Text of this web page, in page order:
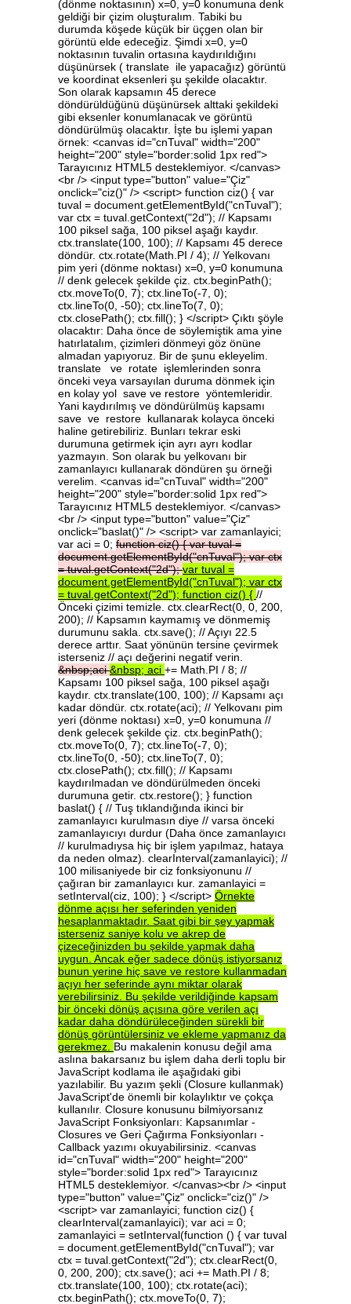
(dönme noktasının) x=0, y=0 konumuna denk
geldiği bir çizim oluşturalım. Tabiki bu
durumda köşede küçük bir üçgen olan bir
görüntü elde edeceğiz. Şimdi x=0, y=0
noktasının tuvalin ortasına kaydırıldığını
düşünürsek ( translate ile yapacağız) görüntü
ve koordinat eksenleri şu şekilde olacaktır.
Son olarak kapsamın 45 derece
döndürüldüğünü düşünürsek alttaki şekildeki
gibi eksenler konumlanacak ve görüntü
döndürülmüş olacaktır. İşte bu işlemi yapan
örnek: <canvas id="cnTuval" width="200"
height="200" style="border:solid 1px red">
Tarayıcınız HTML5 desteklemiyor. </canvas>
<br /> <input type="button" value="Çiz"
onclick="ciz()" /> <script> function ciz() { var
tuval = document.getElementById("cnTuval");
var ctx = tuval.getContext("2d"); // Kapsamı
100 piksel sağa, 100 piksel aşağı kaydır.
ctx.translate(100, 100); // Kapsamı 45 derece
döndür. ctx.rotate(Math.PI / 4); // Yelkovanı
pim yeri (dönme noktası) x=0, y=0 konumuna
// denk gelecek şekilde çiz. ctx.beginPath();
ctx.moveTo(0, 7); ctx.lineTo(-7, 0);
ctx.lineTo(0, -50); ctx.lineTo(7, 0);
ctx.closePath(); ctx.fill(); } </script> Çıktı şöyle
olacaktır: Daha önce de söylemiştik ama yine
hatırlatalım, çizimleri dönmeyi göz önüne
almadan yapıyoruz. Bir de şunu ekleyelim.
translate ve rotate işlemlerinden sonra
önceki veya varsayılan duruma dönmek için
en kolay yol save ve restore yöntemleridir.
Yani kaydırılmış ve döndürülmüş kapsamı
save ve restore kullanarak kolayca önceki
haline getirebiliriz. Bunları tekrar eski
durumuna getirmek için ayrı ayrı kodlar
yazmayın. Son olarak bu yelkovanı bir
zamanlayıcı kullanarak döndüren şu örneği
verelim. <canvas id="cnTuval" width="200"
height="200" style="border:solid 1px red">
Tarayıcınız HTML5 desteklemiyor. </canvas>
<br /> <input type="button" value="Çiz"
onclick="baslat()" /> <script> var zamanlayici;
var aci = 0; functionciz(){vartuval=
document.getElementById("cnTuval");varctx
=tuval.getContext("2d");var tuval =
document.getElementById("cnTuval"); var ctx
= tuval.getContext("2d"); function ciz() { //
Önceki çizimi temizle. ctx.clearRect(0, 0, 200,
200); // Kapsamın kaymamış ve dönmemiş
durumunu sakla. ctx.save(); // Açıyı 22.5
derece arttır. Saat yönünün tersine çevirmek
isterseniz // açı değerini negatif verin.
&nbsp;aci&nbsp; aci += Math.PI / 8; //
Kapsamı 100 piksel sağa, 100 piksel aşağı
kaydır. ctx.translate(100, 100); // Kapsamı açı
kadar döndür. ctx.rotate(aci); // Yelkovanı pim
yeri (dönme noktası) x=0, y=0 konumuna //
denk gelecek şekilde çiz. ctx.beginPath();
ctx.moveTo(0, 7); ctx.lineTo(-7, 0);
ctx.lineTo(0, -50); ctx.lineTo(7, 0);
ctx.closePath(); ctx.fill(); // Kapsamı
kaydırılmadan ve döndürülmeden önceki
durumuna getir. ctx.restore(); } function
baslat() { // Tuş tıklandığında ikinci bir
zamanlayıcı kurulmasın diye // varsa önceki
zamanlayıcıyı durdur (Daha önce zamanlayıcı
// kurulmadıysa hiç bir işlem yapılmaz, hataya
da neden olmaz). clearInterval(zamanlayici); //
100 milisaniyede bir ciz fonksiyonunu //
çağıran bir zamanlayıcı kur. zamanlayici =
setInterval(ciz, 100); } </script> Örnekte
dönme açısı her seferinden yeniden
hesaplanmaktadır. Saat gibi bir şey yapmak
isterseniz saniye kolu ve akrep de
çizeceğinizden bu şekilde yapmak daha
uygun. Ancak eğer sadece dönüş istiyorsanız
bunun yerine hiç save ve restore kullanmadan
açıyı her seferinde aynı miktar olarak
verebilirsiniz. Bu şekilde verildiğinde kapsam
bir önceki dönüş açısına göre verilen açı
kadar daha döndürüleceğinden sürekli bir
dönüş görüntülersiniz ve ekleme yapmanız da
gerekmez. Bu makalenin konusu değil ama
aslına bakarsanız bu işlem daha derli toplu bir
JavaScript kodlama ile aşağıdaki gibi
yazılabilir. Bu yazım şekli (Closure kullanmak)
JavaScript'de önemli bir kolaylıktır ve çokça
kullanılır. Closure konusunu bilmiyorsanız
JavaScript Fonksiyonları: Kapsanımlar -
Closures ve Geri Çağırma Fonksiyonları -
Callback yazımı okuyabilirsiniz. <canvas
id="cnTuval" width="200" height="200"
style="border:solid 1px red"> Tarayıcınız
HTML5 desteklemiyor. </canvas><br /> <input
type="button" value="Çiz" onclick="ciz()" />
<script> var zamanlayici; function ciz() {
clearInterval(zamanlayici); var aci = 0;
zamanlayici = setInterval(function () { var tuval
= document.getElementById("cnTuval"); var
ctx = tuval.getContext("2d"); ctx.clearRect(0,
0, 200, 200); ctx.save(); aci += Math.PI / 8;
ctx.translate(100, 100); ctx.rotate(aci);
ctx.beginPath(); ctx.moveTo(0, 7);